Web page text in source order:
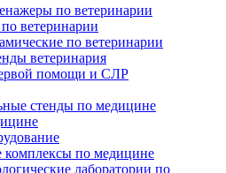
по ветеринарии
ветеринарии
по ветеринарии
ветеринария
помощи и СЛР
стенды по медицине
комплексы по медицине
лаборатории по